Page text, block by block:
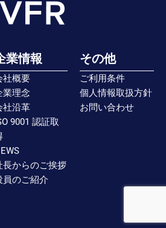
業情報
社概要
業理念
社沿革
9001 認証取
長からのご挨拶
員のご紹介
その他
ご利用条件
個人情報取扱方針
お問い合わせ